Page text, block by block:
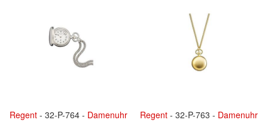
Regent - 32-P-764 - Damenuhr Regent - 32-P-763 - Damenuhr